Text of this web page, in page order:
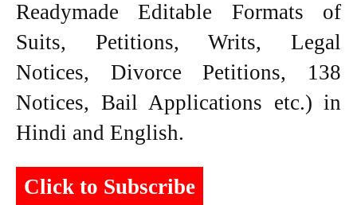
Readymade Editable Formats of
Suits, Petitions, Writs, Legal
Notices, Divorce Petitions, 138
Notices, Bail Applications etc.) in
Hindi and English.
Click to Subscribe